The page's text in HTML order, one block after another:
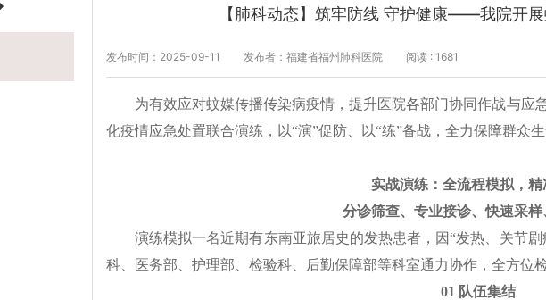
【肺科动态】筑牢防线 守护健康——我院开
发布时间：2025-09-11 发布者：福建省福州肺科医院 阅读 : 1681
为有效应对蚊媒传播传染病疫情，提升医院各部门协同作战与应
化疫情应急处置联合演练，以“演”促防、以“练”备战，全力保障群众生
实战演练：全流程模拟，精
分诊筛查、专业接诊、快速采
演练模拟一名近期有东南亚旅居史的发热患者，因“发热、关节
科、医务部、护理部、检验科、后勤保障部等科室通力协作，全方位
01 队伍集结